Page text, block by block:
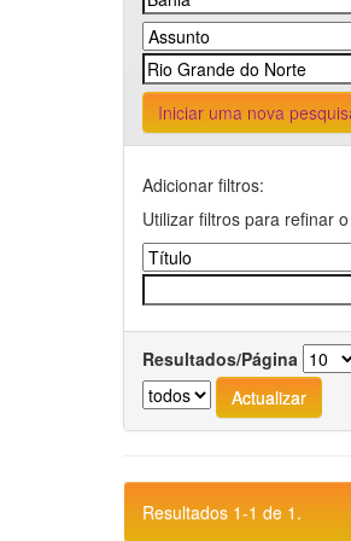
Iniciar uma nova
Adicionar filtros:
Utilizar filtros para refinar
Resultados/Página
Resultados 1-1 de 1.